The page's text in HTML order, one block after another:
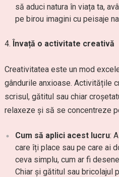
să aduci natura în viața ta,
pe birou imagini cu peisaje
Învață o activitate creativă
Creativitatea este un mod
gândurile anxioase. Activitățile
scrisul, gătitul sau chiar
relaxeze și să se concentreze
Cum să aplici acest lucru:
care îți place sau pe care ai
ceva simplu, cum ar fi
Chiar și gătitul sau bricolajul